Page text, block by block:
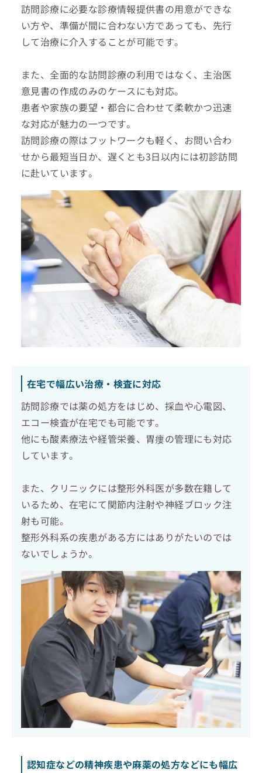
訪問診療に必要な診療情報提供書の用意ができな
い方や、準備が間に合わない方であっても、先行
して治療に介入することが可能です。
また、全面的な訪問診療の利用ではなく、主治医
意見書の作成のみのケースにも対応。
患者や家族の要望・都合に合わせて柔軟かつ迅速
な対応が魅力の一つです。
訪問診療の際はフットワークも軽く、お問い合わ
せから最短当日か、遅くとも3日以内には初診訪問
に赴いています。
在宅で幅広い治療・検査に対応
訪問診療では薬の処方をはじめ、採血や心電図、
エコー検査が在宅でも可能です。
他にも酸素療法や経管栄養、胃瘻の管理にも対応
しています。
また、クリニックには整形外科医が多数在籍して
いるため、在宅にて関節内注射や神経ブロック注
射も可能。
整形外科系の疾患がある方にはありがたいのでは
ないでしょうか。
認知症などの精神疾患や麻薬の処方などにも幅広